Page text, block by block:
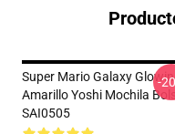
Super Mario Galaxy
Amarillo Yoshi Mochila
SAI0505
-